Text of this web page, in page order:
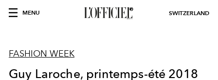
MENU SWITZERLAND
FASHION WEEK
Guy Laroche, printemps-été 2018